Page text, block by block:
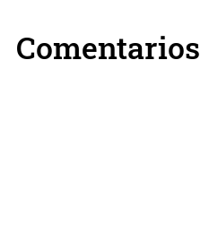
Comentarios